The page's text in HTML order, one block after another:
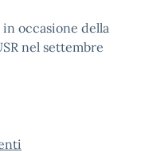
occasione della
nel settembre